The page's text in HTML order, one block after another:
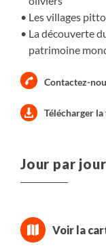
Les villages
La découverte
patrimoine
Contactez-
Télécharger
Jour par jour